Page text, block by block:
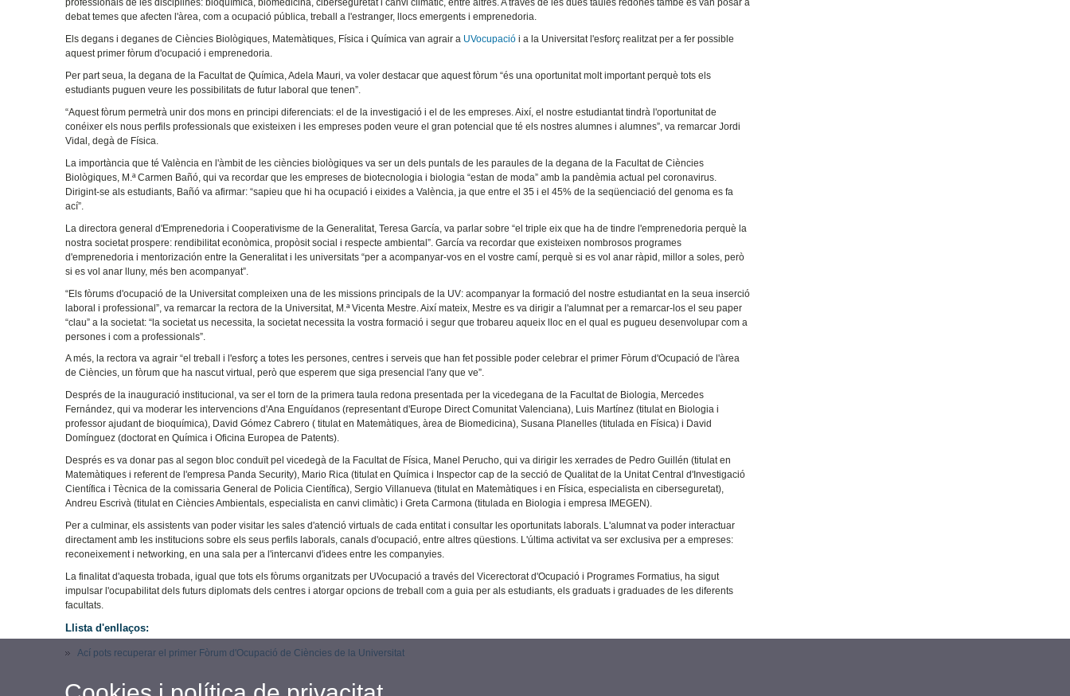
debat temes que afecten l'àrea, com a ocupació pública, treball a l'estranger, llocs emergents i emprenedoria.
Els degans i deganes de Ciències Biològiques, Matemàtiques, Física i Química van agrair a UVocupació i a la Universitat l'esforç realitzat per a fer possible
aquest primer fòrum d'ocupació i emprenedoria.
Per part seua, la degana de la Facultat de Química, Adela Mauri, va voler destacar que aquest fòrum “és una oportunitat molt important perquè tots els
estudiants puguen veure les possibilitats de futur laboral que tenen”.
“Aquest fòrum permetrà unir dos mons en principi diferenciats: el de la investigació i el de les empreses. Així, el nostre estudiantat tindrà l'oportunitat de
conéixer els nous perfils professionals que existeixen i les empreses poden veure el gran potencial que té els nostres alumnes i alumnes”, va remarcar Jordi
Vidal, degà de Física.
La importància que té València en l'àmbit de les ciències biològiques va ser un dels puntals de les paraules de la degana de la Facultat de Ciències
Biològiques, M.ª Carmen Bañó, qui va recordar que les empreses de biotecnologia i biologia “estan de moda” amb la pandèmia actual pel coronavirus.
Dirigint-se als estudiants, Bañó va afirmar: “sapieu que hi ha ocupació i eixides a València, ja que entre el 35 i el 45% de la seqüenciació del genoma es fa
ací”.
La directora general d'Emprenedoria i Cooperativisme de la Generalitat, Teresa García, va parlar sobre “el triple eix que ha de tindre l'emprenedoria perquè la
nostra societat prospere: rendibilitat econòmica, propòsit social i respecte ambiental”. García va recordar que existeixen nombrosos programes
d'emprenedoria i mentorización entre la Generalitat i les universitats “per a acompanyar-vos en el vostre camí, perquè si es vol anar ràpid, millor a soles, però
si es vol anar lluny, més ben acompanyat”.
“Els fòrums d'ocupació de la Universitat compleixen una de les missions principals de la UV: acompanyar la formació del nostre estudiantat en la seua inserció
laboral i professional”, va remarcar la rectora de la Universitat, M.ª Vicenta Mestre. Així mateix, Mestre es va dirigir a l'alumnat per a remarcar-los el seu paper
“clau” a la societat: “la societat us necessita, la societat necessita la vostra formació i segur que trobareu aqueix lloc en el qual es pugueu desenvolupar com a
persones i com a professionals”.
A més, la rectora va agrair “el treball i l'esforç a totes les persones, centres i serveis que han fet possible poder celebrar el primer Fòrum d'Ocupació de l'àrea
de Ciències, un fòrum que ha nascut virtual, però que esperem que siga presencial l'any que ve”.
Després de la inauguració institucional, va ser el torn de la primera taula redona presentada per la vicedegana de la Facultat de Biologia, Mercedes
Fernández, qui va moderar les intervencions d'Ana Enguídanos (representant d'Europe Direct Comunitat Valenciana), Luis Martínez (titulat en Biologia i
professor ajudant de bioquímica), David Gómez Cabrero ( titulat en Matemàtiques, àrea de Biomedicina), Susana Planelles (titulada en Física) i David
Domínguez (doctorat en Química i Oficina Europea de Patents).
Després es va donar pas al segon bloc conduït pel vicedegà de la Facultat de Física, Manel Perucho, qui va dirigir les xerrades de Pedro Guillén (titulat en
Matemàtiques i referent de l'empresa Panda Security), Mario Rica (titulat en Química i Inspector cap de la secció de Qualitat de la Unitat Central d'Investigació
Científica i Tècnica de la comissaria General de Policia Científica), Sergio Villanueva (titulat en Matemàtiques i en Física, especialista en ciberseguretat),
Andreu Escrivà (titulat en Ciències Ambientals, especialista en canvi climàtic) i Greta Carmona (titulada en Biologia i empresa IMEGEN).
Per a culminar, els assistents van poder visitar les sales d'atenció virtuals de cada entitat i consultar les oportunitats laborals. L'alumnat va poder interactuar
directament amb les institucions sobre els seus perfils laborals, canals d'ocupació, entre altres qüestions. L'última activitat va ser exclusiva per a empreses:
reconeixement i networking, en una sala per a l'intercanvi d'idees entre les companyies.
La finalitat d'aquesta trobada, igual que tots els fòrums organitzats per UVocupació a través del Vicerectorat d'Ocupació i Programes Formatius, ha sigut
impulsar l'ocupabilitat dels futurs diplomats dels centres i atorgar opcions de treball com a guia per als estudiants, els graduats i graduades de les diferents
facultats.
Llista d'enllaços:
Ací pots recuperar el primer Fòrum d'Ocupació de Ciències de la Universitat